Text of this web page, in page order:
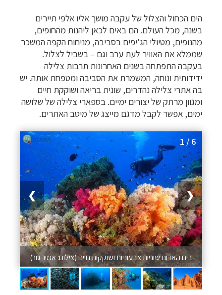
הים הכחול והצלול של עקבה מושך אליו אלפי תיירים
בשנה, מכל העולם. הם באים לכאן ליהנות מהחופים,
מהנופים, מטיולי הג'יפים בסביבה, מניחוח הקפה המשכר
שממלא את האוויר לעת ערב וגם – בשביל לצלול.
בעקבה התפתחה בשנים האחרונות תרבות צלילה
ידידותית ונוחה, המשמרת את הסביבה ומטפחת אותה. יש
בה אתרי צלילה נהדרים, שונית בריאה ושוקקת חיים
ומגוון מרתק של יצורים ימיים. בספארי צלילה של שלושה
ימים, אפשר לקבל מדגם מייצג של מיטב האתרים.
1 / 6
❯ ❮
בים האדום שוניות צבעוניות ושוקקות חיים (צילום: אמיר גור)
צלילה ביעדים אקזוטייםלחצו לרשימת יעדים »
טיולי אקטיב - אופניים, שייט והליכה לחצו לרשימת